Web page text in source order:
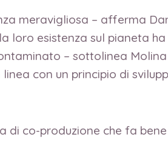
meravigliosa – afferma
loro esistenza sul pianeta
– sottolinea
con un principio di
di co-produzione che fa